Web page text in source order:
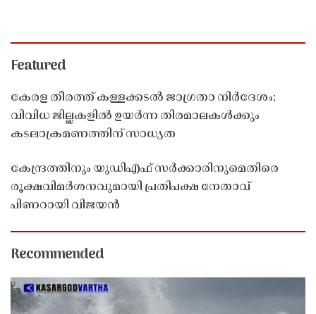
Featured
കേരള തീരത്ത് കള്ളക്കടൽ ജാഗ്രതാ നിർദേശം;
വിവിധ ജില്ലകളിൽ ഉയർന്ന തിരമാലകൾക്കും
കടലാക്രമണത്തിന് സാധ്യത
കേന്ദ്രത്തിനും യുഡിഎഫ് സർക്കാരിനുമെതിരെ
രൂക്ഷവിമർശനവുമായി പ്രതിപക്ഷ നേതാവ്
പിണറായി വിജയൻ
Recommended